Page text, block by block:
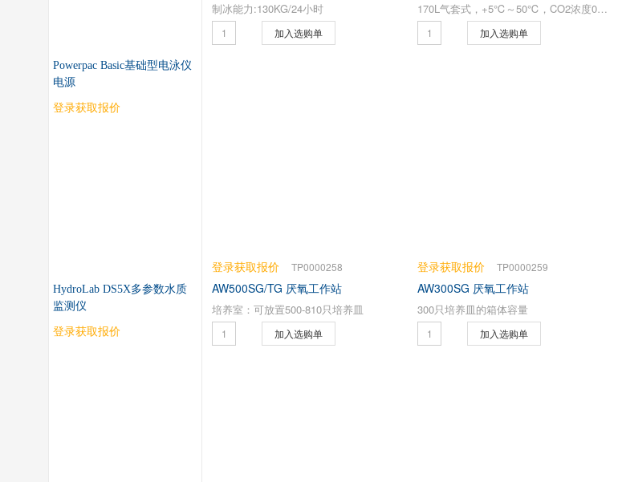
Powerpac Basic基础型电泳仪
电源
登录获取报价
HydroLab DS5X多参数水质
监测仪
登录获取报价
制冰能力:130KG/24小时
加入选购单
170L气套式，+5℃～50℃，CO2浓度0～20%
加入选购单
登录获取报价 TP0000258
AW500SG/TG 厌氧工作站
培养室：可放置500-810只培养皿
加入选购单
登录获取报价 TP0000259
AW300SG 厌氧工作站
300只培养皿的箱体容量
加入选购单